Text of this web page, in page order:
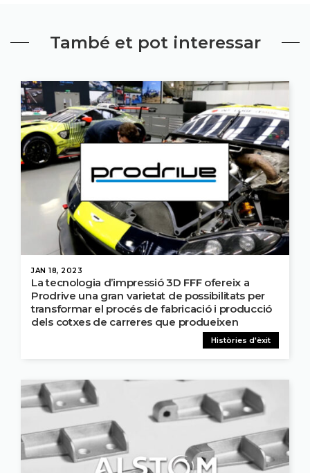
També et pot interessar
JAN 18, 2023
Històries d'èxit
La tecnologia d’impressió 3D FFF ofereix a
Prodrive una gran varietat de possibilitats per
transformar el procés de fabricació i producció
dels cotxes de carreres que produeixen